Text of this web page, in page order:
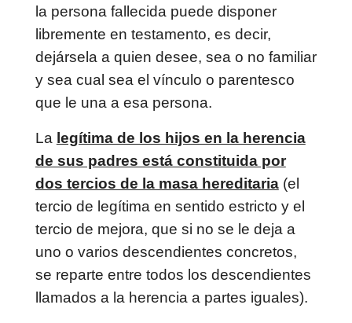
la persona fallecida puede disponer
libremente en testamento, es decir,
dejársela a quien desee, sea o no familiar
y sea cual sea el vínculo o parentesco
que le una a esa persona.
La legítima de los hijos en la herencia
de sus padres está constituida por
dos tercios de la masa hereditaria(el
tercio de legítima en sentido estricto y el
tercio de mejora, que si no se le deja a
uno o varios descendientes concretos,
se reparte entre todos los descendientes
llamados a la herencia a partes iguales).